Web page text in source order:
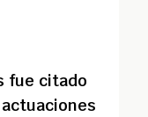
fue citado